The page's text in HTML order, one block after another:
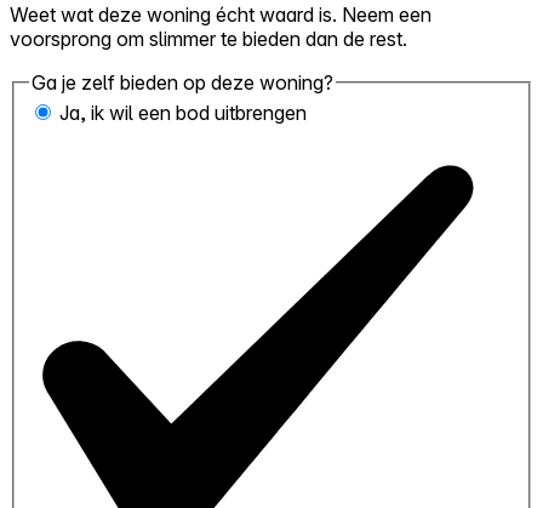
Weet wat deze woning écht waard is. Neem een
voorsprong om slimmer te bieden dan de rest.
Ga je zelf bieden op deze woning?
Ja, ik wil een bod uitbrengen